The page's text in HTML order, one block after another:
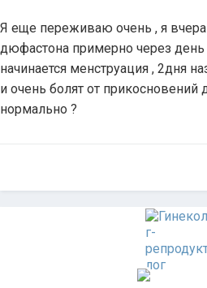
Я еще переживаю очень , я
дюфастона примерно через день
начинается менструация , 2дня
и очень болят от
нормально ?